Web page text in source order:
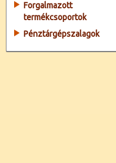
Forgalmazott
termékcsoportok
Pénztárgépszalagok